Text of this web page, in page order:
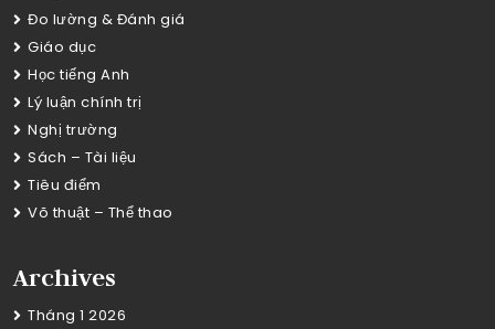
Đo lường & Đánh giá
Giáo dục
Học tiếng Anh
Lý luận chính trị
Nghị trường
Sách – Tài liệu
Tiêu điểm
Võ thuật – Thể thao
Archives
Tháng 1 2026